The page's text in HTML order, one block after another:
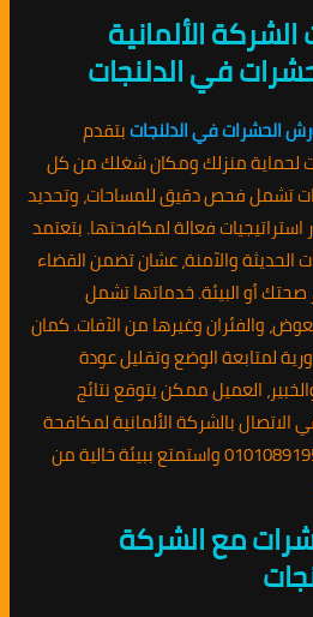
الألمانية
في الدلنجات
الحشرات في الدلنجاتبتقدم
لحماية منزلك ومكان شغلك من كل
تشمل فحص دقيق للمساحات، وتحديد
استراتيجيات فعالة لمكافحتها. بتعتمد
الحديثة والآمنة، عشان تضمن القضاء
أو البيئة. خدماتها تشمل
والفئران وغيرها من الآفات. كمان
لمتابعة الوضع وتقليل عودة
العميل ممكن يتوقع نتائج
بالشركة الألمانية لمكافحة
ورش الحشرات على الرقم 01010891953 واستمتع ببيئة خالية من
مع الشركة